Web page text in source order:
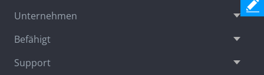
Unternehmen
Befähigt
Support